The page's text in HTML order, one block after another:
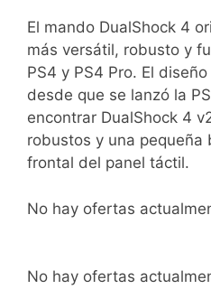
El mando DualShock 4
más versátil, robusto y
PS4 y PS4 Pro. El
desde que se lanzó la
encontrar DualShock 4
robustos y una pequeña
frontal del panel táctil.
No hay ofertas
No hay ofertas